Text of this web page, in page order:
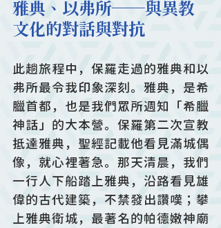
雅典、以弗所──與異教
文化的對話與對抗
此趟旅程中，保羅走過的雅典和以
弗所最令我印象深刻。雅典，是希
臘首都，也是我們眾所週知「希臘
神話」的大本營。保羅第二次宣教
抵達雅典，聖經記載他看見滿城偶
像，就心裡著急。那天清晨，我們
一行人下船踏上雅典，沿路看見雄
偉的古代建築，不禁發出讚嘆；攀
上雅典衛城，最著名的帕德嫩神廟